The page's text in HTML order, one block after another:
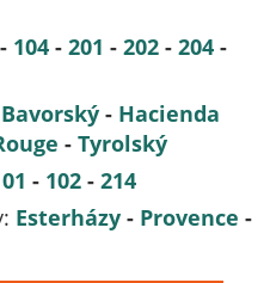
- 104 - 201 - 202 - 204 -
Bavorský - Hacienda
- Tyrolský
- 102 - 214
Esterházy - Provence -